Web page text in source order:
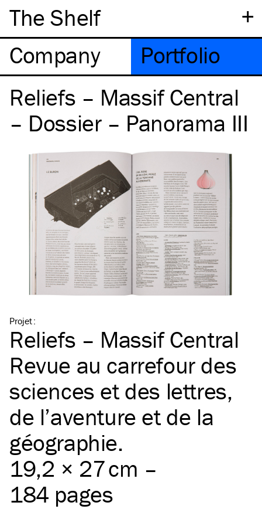
+
The Shelf
Company
Portfolio
Reliefs – Massif Central
– Dossier – Panorama III
Projet:
Reliefs – Massif Central
Revue au carrefour des
sciences et des lettres,
de l’aventure et de la
géographie.
19,2 × 27 cm –
184 pages